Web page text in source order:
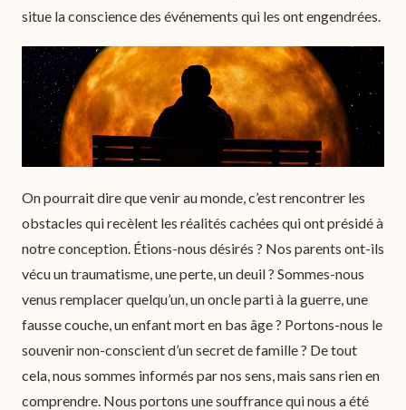
situe la conscience des événements qui les ont engendrées.
On pourrait dire que venir au monde, c’est rencontrer les
obstacles qui recèlent les réalités cachées qui ont présidé à
notre conception. Étions-nous désirés ? Nos parents ont-ils
vécu un traumatisme, une perte, un deuil ? Sommes-nous
venus remplacer quelqu’un, un oncle parti à la guerre, une
fausse couche, un enfant mort en bas âge ? Portons-nous le
souvenir non-conscient d’un secret de famille ? De tout
cela, nous sommes informés par nos sens, mais sans rien en
comprendre. Nous portons une souffrance qui nous a été